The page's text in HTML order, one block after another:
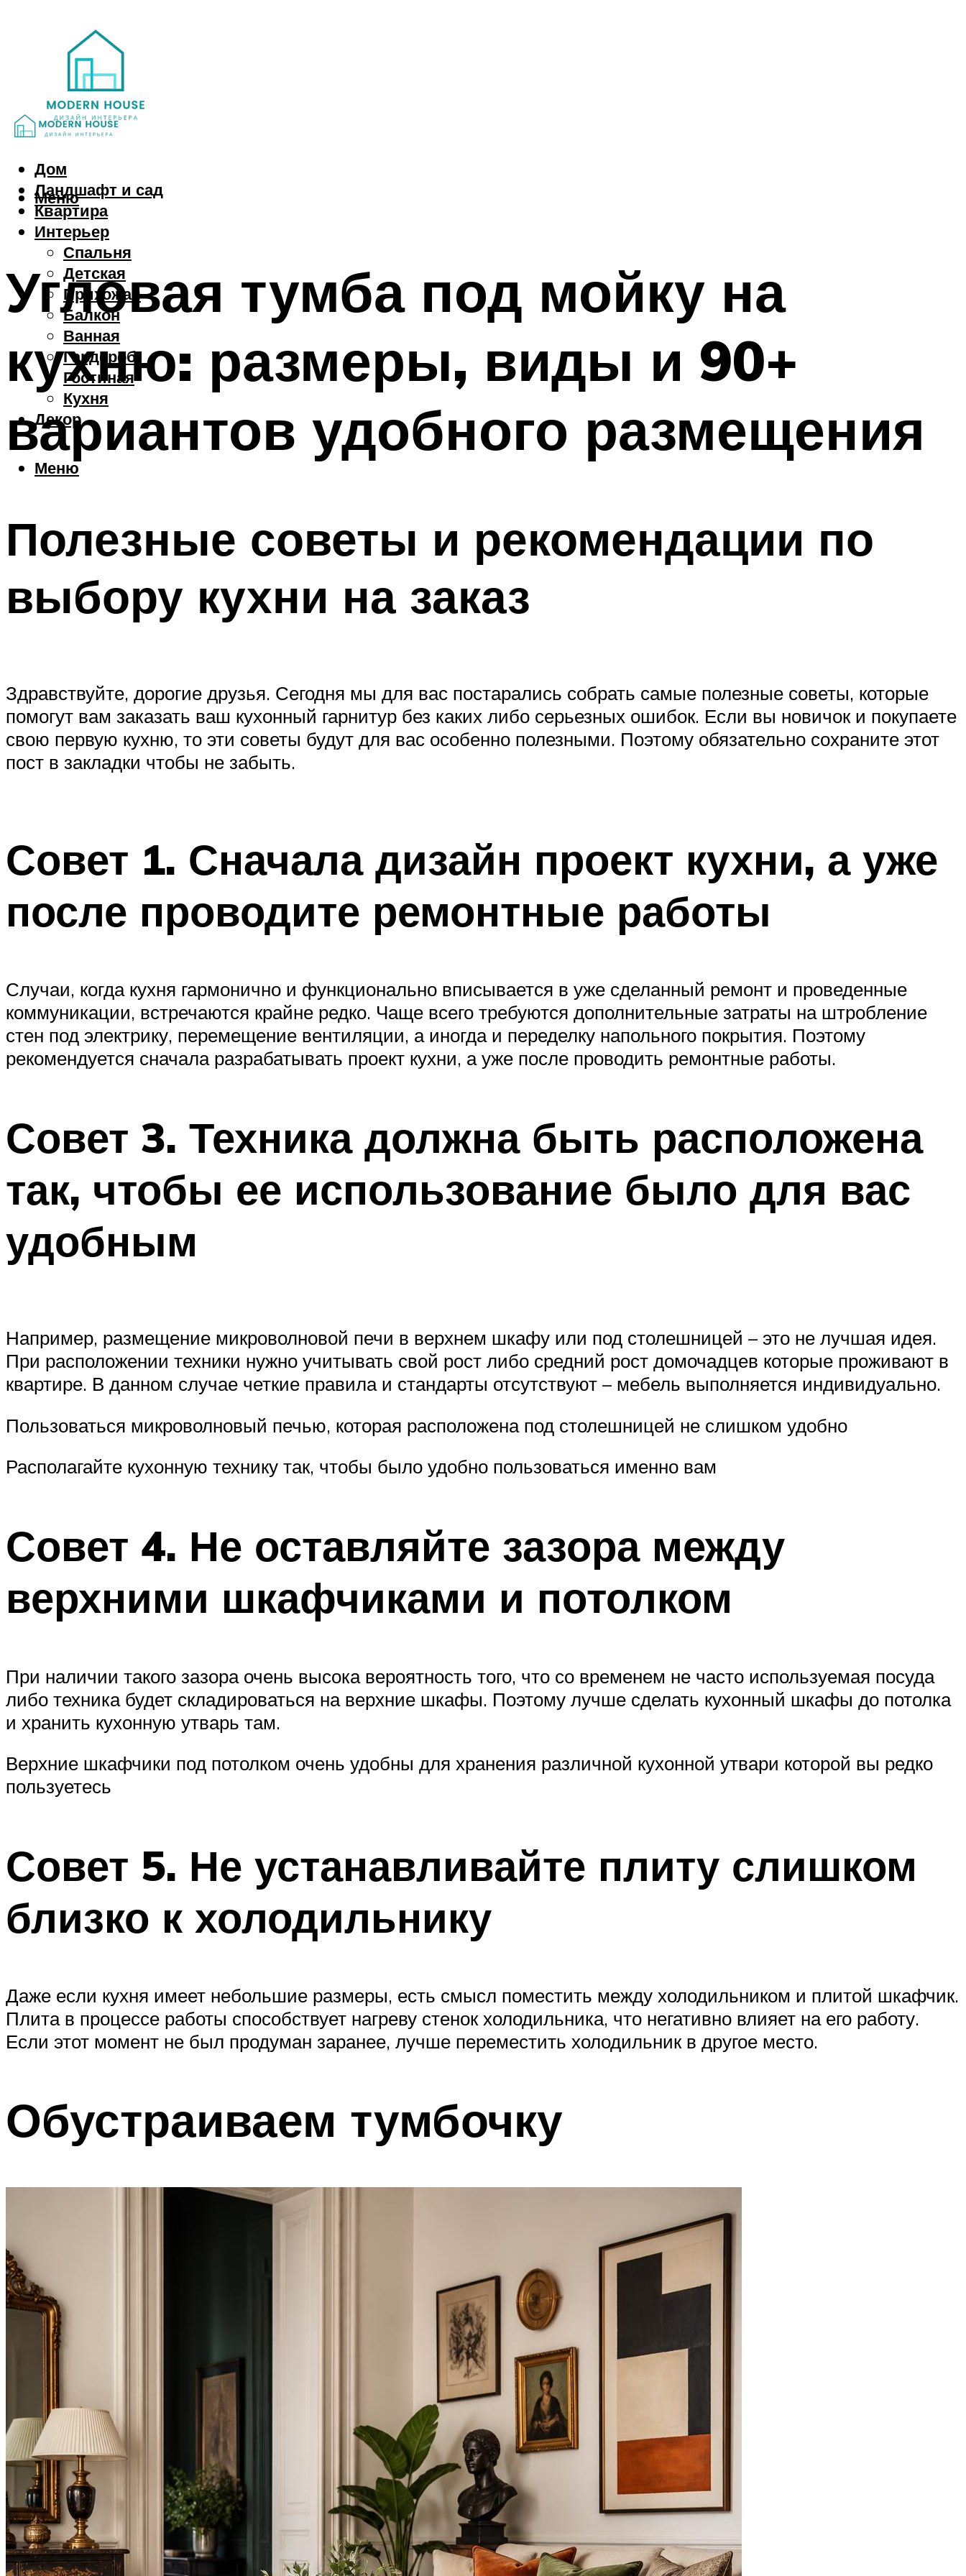
Дом
Ландшафт и сад
Квартира
Интерьер
Спальня
Детская
Прихожая
Балкон
Ванная
Гардероб
Гостиная
Кухня
Декор
Меню
Меню
Угловая тумба под мойку на
кухню: размеры, виды и 90+
вариантов удобного размещения
Полезные советы и рекомендации по
выбору кухни на заказ
Здравствуйте, дорогие друзья. Сегодня мы для вас постарались собрать самые полезные советы, которые
помогут вам заказать ваш кухонный гарнитур без каких либо серьезных ошибок. Если вы новичок и покупаете
свою первую кухню, то эти советы будут для вас особенно полезными. Поэтому обязательно сохраните этот
пост в закладки чтобы не забыть.
Совет 1. Сначала дизайн проект кухни, а уже
после проводите ремонтные работы
Случаи, когда кухня гармонично и функционально вписывается в уже сделанный ремонт и проведенные
коммуникации, встречаются крайне редко. Чаще всего требуются дополнительные затраты на штробление
стен под электрику, перемещение вентиляции, а иногда и переделку напольного покрытия. Поэтому
рекомендуется сначала разрабатывать проект кухни, а уже после проводить ремонтные работы.
Совет 3. Техника должна быть расположена
так, чтобы ее использование было для вас
удобным
Например, размещение микроволновой печи в верхнем шкафу или под столешницей – это не лучшая идея.
При расположении техники нужно учитывать свой рост либо средний рост домочадцев которые проживают в
квартире. В данном случае четкие правила и стандарты отсутствуют – мебель выполняется индивидуально.
Пользоваться микроволновый печью, которая расположена под столешницей не слишком удобно
Располагайте кухонную технику так, чтобы было удобно пользоваться именно вам
Совет 4. Не оставляйте зазора между
верхними шкафчиками и потолком
При наличии такого зазора очень высока вероятность того, что со временем не часто используемая посуда
либо техника будет складироваться на верхние шкафы. Поэтому лучше сделать кухонный шкафы до потолка
и хранить кухонную утварь там.
Верхние шкафчики под потолком очень удобны для хранения различной кухонной утвари которой вы редко
пользуетесь
Совет 5. Не устанавливайте плиту слишком
близко к холодильнику
Даже если кухня имеет небольшие размеры, есть смысл поместить между холодильником и плитой шкафчик.
Плита в процессе работы способствует нагреву стенок холодильника, что негативно влияет на его работу.
Если этот момент не был продуман заранее, лучше переместить холодильник в другое место.
Обустраиваем тумбочку